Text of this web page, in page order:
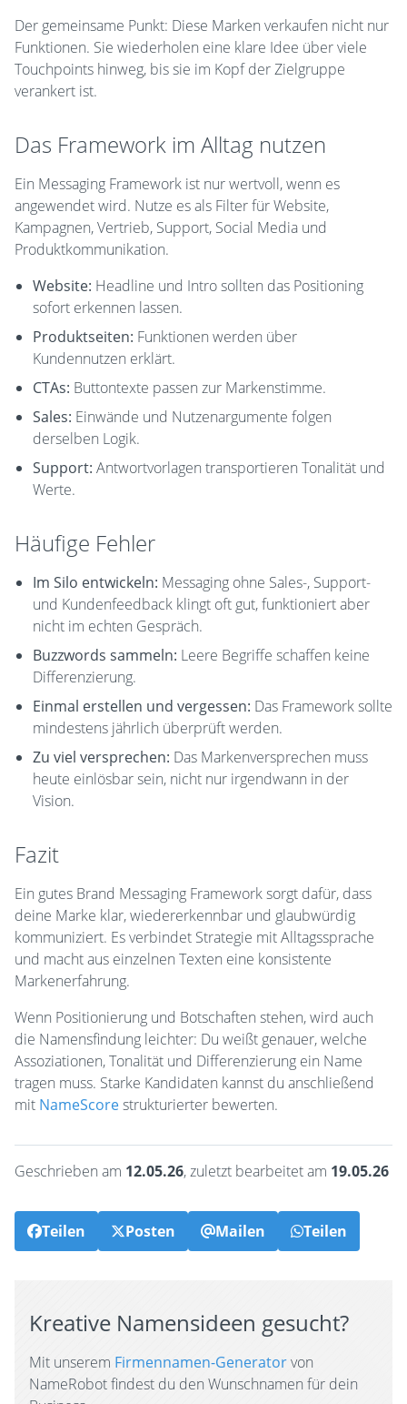
Der gemeinsame Punkt: Diese Marken verkaufen nicht nur
Funktionen. Sie wiederholen eine klare Idee über viele
Touchpoints hinweg, bis sie im Kopf der Zielgruppe
verankert ist.
Das Framework im Alltag nutzen
Ein Messaging Framework ist nur wertvoll, wenn es
angewendet wird. Nutze es als Filter für Website,
Kampagnen, Vertrieb, Support, Social Media und
Produktkommunikation.
Website: Headline und Intro sollten das Positioning
sofort erkennen lassen.
Produktseiten: Funktionen werden über
Kundennutzen erklärt.
CTAs: Buttontexte passen zur Markenstimme.
Sales: Einwände und Nutzenargumente folgen
derselben Logik.
Support: Antwortvorlagen transportieren Tonalität und
Werte.
Häufige Fehler
Im Silo entwickeln: Messaging ohne Sales-, Support-
und Kundenfeedback klingt oft gut, funktioniert aber
nicht im echten Gespräch.
Buzzwords sammeln: Leere Begriffe schaffen keine
Differenzierung.
Einmal erstellen und vergessen: Das Framework sollte
mindestens jährlich überprüft werden.
Zu viel versprechen: Das Markenversprechen muss
heute einlösbar sein, nicht nur irgendwann in der
Vision.
Fazit
Ein gutes Brand Messaging Framework sorgt dafür, dass
deine Marke klar, wiedererkennbar und glaubwürdig
kommuniziert. Es verbindet Strategie mit Alltagssprache
und macht aus einzelnen Texten eine konsistente
Markenerfahrung.
Wenn Positionierung und Botschaften stehen, wird auch
die Namensfindung leichter: Du weißt genauer, welche
Assoziationen, Tonalität und Differenzierung ein Name
tragen muss. Starke Kandidaten kannst du anschließend
mit NameScorestrukturierter bewerten.
Geschrieben am 12.05.26, zuletzt bearbeitet am 19.05.26
Teilen Posten Mailen Teilen
Kreative Namensideen gesucht?
Mit unserem Firmennamen-Generatorvon
NameRobot findest du den Wunschnamen für dein